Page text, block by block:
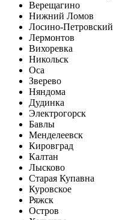
Верещагино
Нижний Ломов
Лосино-Петровский
Лермонтов
Вихоревка
Никольск
Оса
Зверево
Няндома
Дудинка
Электрогорск
Бавлы
Менделеевск
Кировград
Калтан
Лысково
Старая Купавна
Куровское
Ряжск
Остров